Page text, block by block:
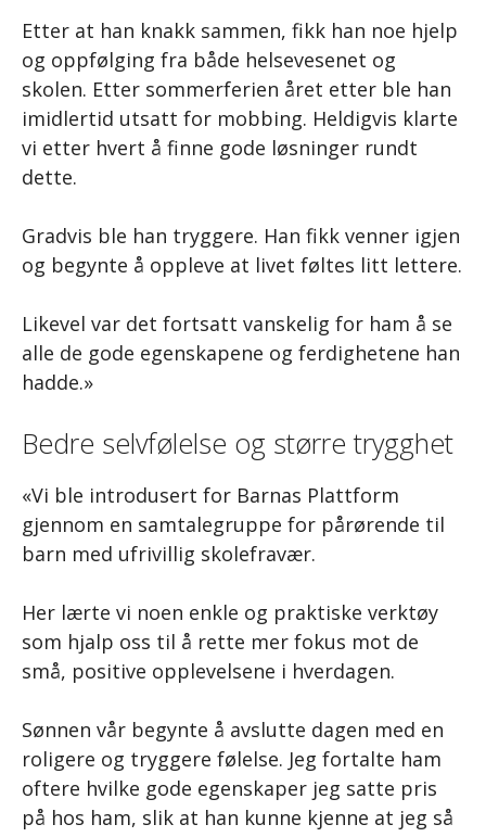
Etter at han knakk sammen, fikk han noe hjelp
og oppfølging fra både helsevesenet og
skolen. Etter sommerferien året etter ble han
imidlertid utsatt for mobbing. Heldigvis klarte
vi etter hvert å finne gode løsninger rundt
dette.
Gradvis ble han tryggere. Han fikk venner igjen
og begynte å oppleve at livet føltes litt lettere.
Likevel var det fortsatt vanskelig for ham å se
alle de gode egenskapene og ferdighetene han
hadde.»
Bedre selvfølelse og større trygghet
«Vi ble introdusert for Barnas Plattform
gjennom en samtalegruppe for pårørende til
barn med ufrivillig skolefravær.
Her lærte vi noen enkle og praktiske verktøy
som hjalp oss til å rette mer fokus mot de
små, positive opplevelsene i hverdagen.
Sønnen vår begynte å avslutte dagen med en
roligere og tryggere følelse. Jeg fortalte ham
oftere hvilke gode egenskaper jeg satte pris
på hos ham, slik at han kunne kjenne at jeg så